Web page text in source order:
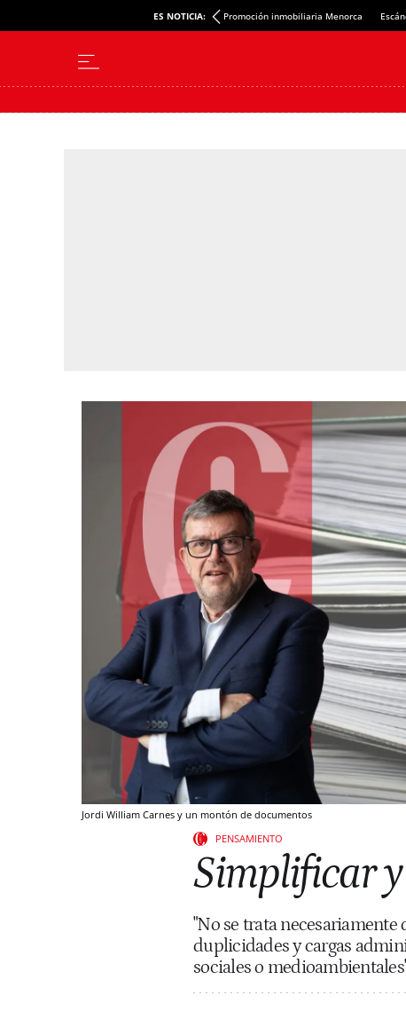
ES NOTICIA: Promoción inmobiliaria Menorca
Jordi William Carnes y un montón de documentos
PENSAMIENTO
Simplificar
"No se trata
duplicidades y cargas
sociales o